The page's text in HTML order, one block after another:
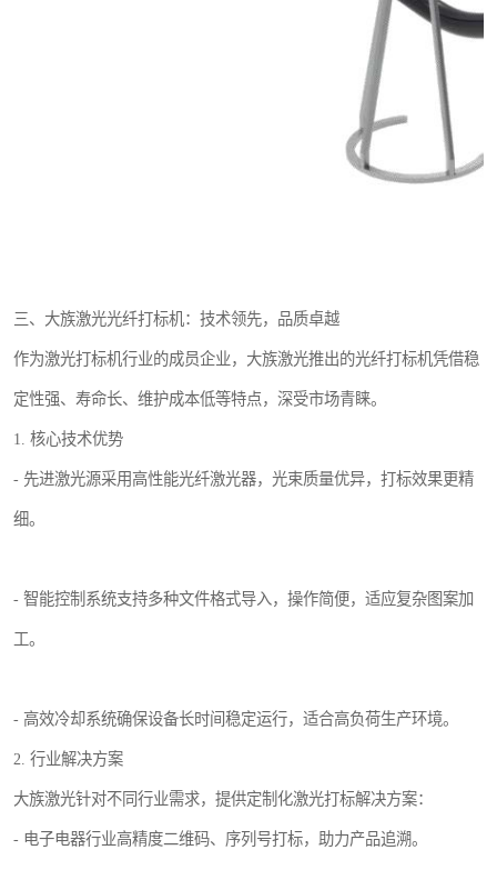
三、大族激光光纤打标机：技术领先，品质卓越
作为激光打标机行业的成员企业，大族激光推出的光纤打标机凭借稳
定性强、寿命长、维护成本低等特点，深受市场青睐。
1. 核心技术优势
- 先进激光源采用高性能光纤激光器，光束质量优异，打标效果更精
细。
- 智能控制系统支持多种文件格式导入，操作简便，适应复杂图案加
工。
- 高效冷却系统确保设备长时间稳定运行，适合高负荷生产环境。
2. 行业解决方案
大族激光针对不同行业需求，提供定制化激光打标解决方案：
- 电子电器行业高精度二维码、序列号打标，助力产品追溯。